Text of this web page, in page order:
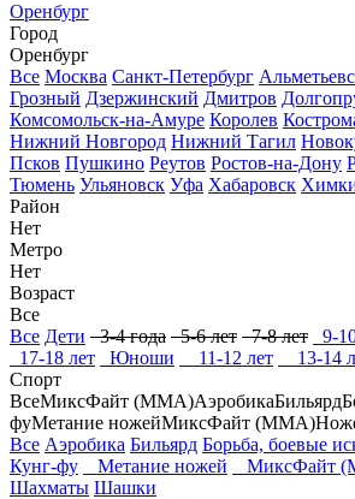
Оренбург
Город
Оренбург
Все Москва Санкт-Петербург
Грозный Дзержинский Дмитров
Комсомольск-на-Амуре Королев
Нижний Новгород Нижний Тагил
Псков Пушкино Реутов Ростов-на-Дону
Тюмень Ульяновск Уфа Хабаровск
Район
Нет
Метро
Нет
Возраст
Все
Все Дети 3-4 года 5-6 лет 7-8 лет 9-
17-18 лет
Юноши 11-12 лет 13-14
Спорт
ВсеМиксФайт (ММА)АэробикаБильярд
фуМетание ножейМиксФайт (ММА)
Все Аэробика Бильярд Борьба, боевые
Кунг-фу
Метание ножей МиксФайт
Шахматы Шашки